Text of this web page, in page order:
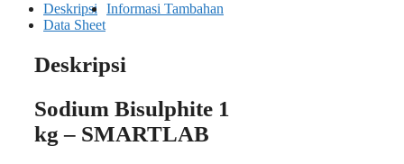
Deskripsi Informasi Tambahan
Data Sheet
Deskripsi
Sodium Bisulphite 1
kg – SMARTLAB